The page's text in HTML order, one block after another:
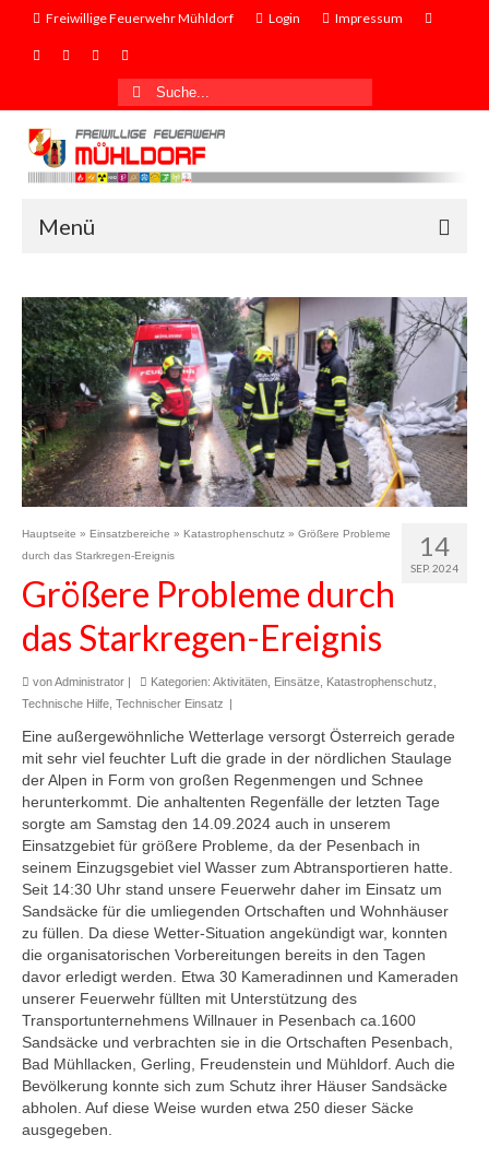
Freiwillige Feuerwehr Mühldorf Login Impressum
Suche
nach:
Menü
14
SEP. 2024
Hauptseite » Einsatzbereiche » Katastrophenschutz » Größere Probleme
durch das Starkregen-Ereignis
Größere Probleme durch
das Starkregen-Ereignis
vonAdministrator Kategorien: Aktivitäten Einsätze Katastrophenschutz
Technische Hilfe Technischer Einsatz
Eine außergewöhnliche Wetterlage versorgt Österreich gerade
mit sehr viel feuchter Luft die grade in der nördlichen Staulage
der Alpen in Form von großen Regenmengen und Schnee
herunterkommt. Die anhaltenten Regenfälle der letzten Tage
sorgte am Samstag den 14.09.2024 auch in unserem
Einsatzgebiet für größere Probleme, da der Pesenbach in
seinem Einzugsgebiet viel Wasser zum Abtransportieren hatte.
Seit 14:30 Uhr stand unsere Feuerwehr daher im Einsatz um
Sandsäcke für die umliegenden Ortschaften und Wohnhäuser
zu füllen. Da diese Wetter-Situation angekündigt war, konnten
die organisatorischen Vorbereitungen bereits in den Tagen
davor erledigt werden. Etwa 30 Kameradinnen und Kameraden
unserer Feuerwehr füllten mit Unterstützung des
Transportunternehmens Willnauer in Pesenbach ca.1600
Sandsäcke und verbrachten sie in die Ortschaften Pesenbach,
Bad Mühllacken, Gerling, Freudenstein und Mühldorf. Auch die
Bevölkerung konnte sich zum Schutz ihrer Häuser Sandsäcke
abholen. Auf diese Weise wurden etwa 250 dieser Säcke
ausgegeben.